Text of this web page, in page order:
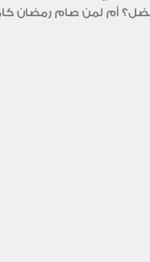
أم لمن صام رمضان